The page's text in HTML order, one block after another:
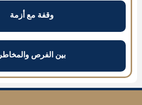
وقفة مع أزمة
بين الفرص والمخاطر